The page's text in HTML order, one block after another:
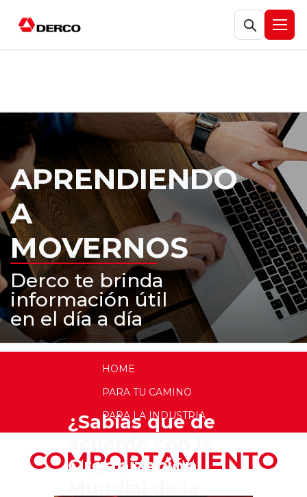
Abrir búsqueda
Abrir
APRENDIENDO
A
MOVERNOS
Derco te brinda
información útil
en el día a día
HOME
PARA TU CAMINO
PARA LA INDUSTRIA
COMPORTAMIENTO
¿Sabías que de
Organización